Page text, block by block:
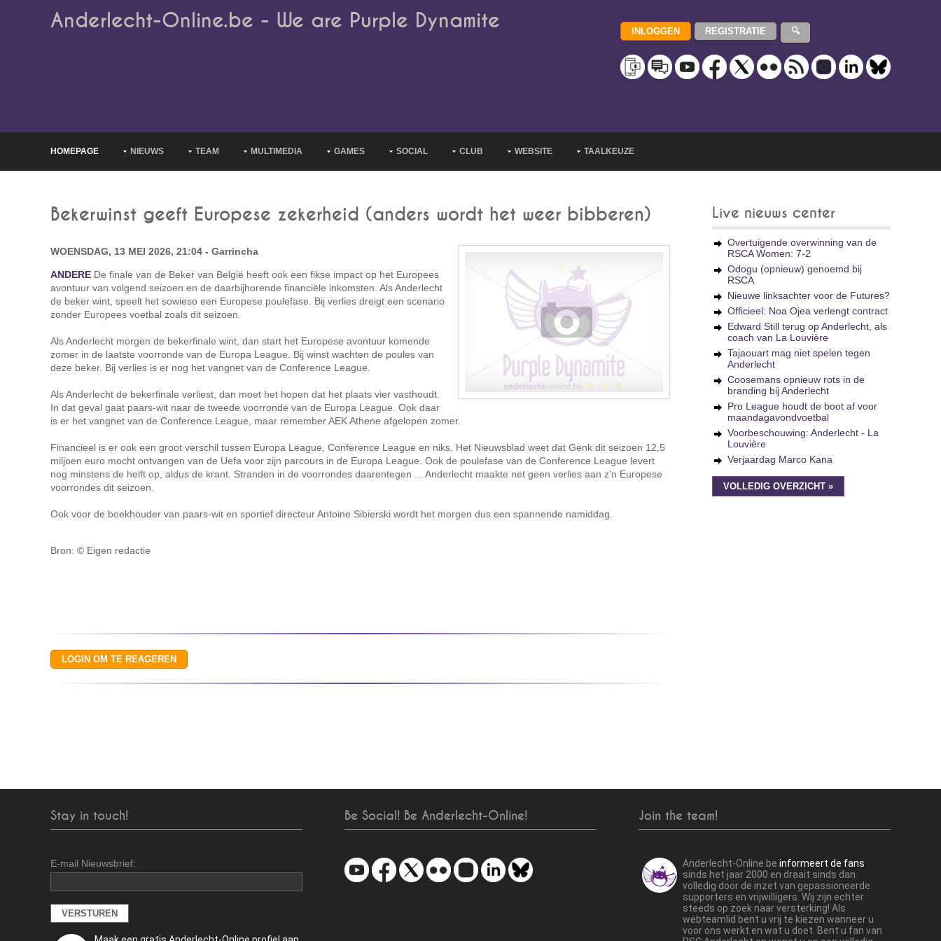
Anderlecht-Online.be - We are Purple Dynamite
HOMEPAGE NIEUWS TEAM MULTIMEDIA GAMES SOCIAL CLUB WEBSITE TAALKEUZE
Bekerwinst geeft Europese zekerheid (anders wordt het weer bibberen)
WOENSDAG, 13 MEI 2026, 21:04 - Garrincha
ANDERE De finale van de Beker van België heeft ook een fikse impact op het Europees
avontuur van volgend seizoen en de daarbijhorende financiële inkomsten. Als Anderlecht
de beker wint, speelt het sowieso een Europese poulefase. Bij verlies dreigt een scenario
zonder Europees voetbal zoals dit seizoen.
Als Anderlecht morgen de bekerfinale wint, dan start het Europese avontuur komende
zomer in de laatste voorronde van de Europa League. Bij winst wachten de poules van
deze beker. Bij verlies is er nog het vangnet van de Conference League.
Als Anderlecht de bekerfinale verliest, dan moet het hopen dat het plaats vier vasthoudt.
In dat geval gaat paars-wit naar de tweede voorronde van de Europa League. Ook daar
is er het vangnet van de Conference League, maar remember AEK Athene afgelopen zomer.
Financieel is er ook een groot verschil tussen Europa League, Conference League en niks. Het Nieuwsblad weet dat Genk dit seizoen 12,5
miljoen euro mocht ontvangen van de Uefa voor zijn parcours in de Europa League. Ook de poulefase van de Conference League levert
nog minstens de helft op, aldus de krant. Stranden in de voorrondes daarentegen ... Anderlecht maakte net geen verlies aan z'n Europese
voorrondes dit seizoen.
Ook voor de boekhouder van paars-wit en sportief directeur Antoine Sibierski wordt het morgen dus een spannende namiddag.
Bron: © Eigen redactie
Live nieuws center
Overtuigende overwinning van de
RSCA Women: 7-2
Odogu (opnieuw) genoemd bij
RSCA
Nieuwe linksachter voor de Futures?
Officieel: Noa Ojea verlengt contract
Edward Still terug op Anderlecht, als
coach van La Louvière
Tajaouart mag niet spelen tegen
Anderlecht
Coosemans opnieuw rots in de
branding bij Anderlecht
Pro League houdt de boot af voor
maandagavondvoetbal
Voorbeschouwing: Anderlecht - La
Louvière
Verjaardag Marco Kana
VOLLEDIG OVERZICHT »
Stay in touch!
E-mail Nieuwsbrief:
Be Social! Be Anderlecht-Online! Join the team!
Anderlecht-Online.be informeert de fans
sinds het jaar 2000 en draait sinds dan
volledig door de inzet van gepassioneerde
supporters en vrijwilligers. Wij zijn echter
steeds op zoek naar versterking! Als
webteamlid bent u vrij te kiezen wanneer u
voor ons werkt en wat u doet. Bent u fan van